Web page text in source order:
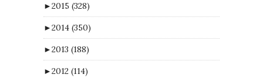
►2015 (328)
►2014 (350)
►2013 (188)
►2012 (114)